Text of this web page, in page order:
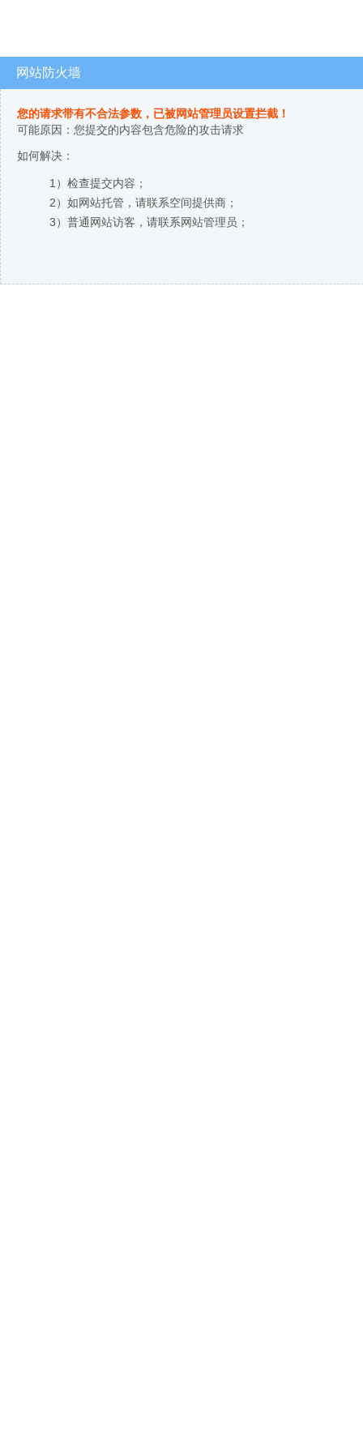
网站防火墙
您的请求带有不合法参数，已被网站管理员设置拦截！
可能原因：您提交的内容包含危险的攻击请求
如何解决：
1）检查提交内容；
2）如网站托管，请联系空间提供商；
3）普通网站访客，请联系网站管理员；